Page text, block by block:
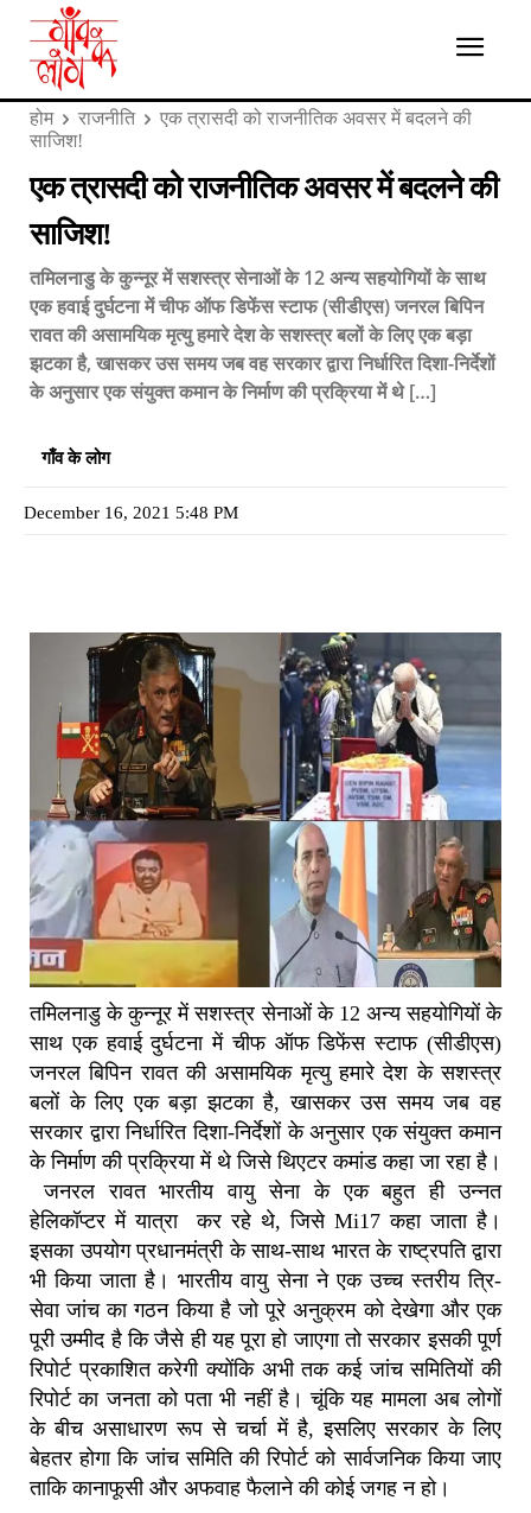
होम राजनीति
एक त्रासदी को राजनीतिक अवसर में बदलने की
साजिश!
एक त्रासदी को राजनीतिक अवसर में बदलने की
साजिश!
तमिलनाडु के कुन्नूर में सशस्त्र सेनाओं के 12 अन्य सहयोगियों के साथ
एक हवाई दुर्घटना में चीफ ऑफ डिफेंस स्टाफ (सीडीएस) जनरल बिपिन
रावत की असामयिक मृत्यु हमारे देश के सशस्त्र बलों के लिए एक बड़ा
झटका है, खासकर उस समय जब वह सरकार द्वारा निर्धारित दिशा-निर्देशों
के अनुसार एक संयुक्त कमान के निर्माण की प्रक्रिया में थे […]
गाँव के लोग
December 16, 2021 5:48 PM
तमिलनाडु के कुन्नूर में सशस्त्र सेनाओं के 12 अन्य सहयोगियों के
साथ एक हवाई दुर्घटना में चीफ ऑफ डिफेंस स्टाफ (सीडीएस)
जनरल बिपिन रावत की असामयिक मृत्यु हमारे देश के सशस्त्र
बलों के लिए एक बड़ा झटका है,खासकर उस समय जब वह
सरकार द्वारा निर्धारित दिशा-निर्देशों के अनुसार एक संयुक्त कमान
के निर्माण की प्रक्रिया में थे जिसे थिएटर कमांड कहा जा रहा है।
जनरल रावत भारतीय वायु सेना के एक बहुत ही उन्नत
हेलिकॉप्टर में यात्रा कर रहे थे,जिसे Mi17कहा जाता है।
इसका उपयोग प्रधानमंत्री के साथ-साथ भारत के राष्ट्रपति द्वारा
भी किया जाता है। भारतीय वायु सेना ने एक उच्च स्तरीय त्रि-
सेवा जांच का गठन किया है जो पूरे अनुक्रम को देखेगा और एक
पूरी उम्मीद है कि जैसे ही यह पूरा हो जाएगा तो सरकार इसकी पूर्ण
रिपोर्ट प्रकाशित करेगी क्योंकि अभी तक कई जांच समितियों की
रिपोर्ट का जनता को पता भी नहीं है। चूंकि यह मामला अब लोगों
के बीच असाधारण रूप से चर्चा में है,इसलिए सरकार के लिए
बेहतर होगा कि जांच समिति की रिपोर्ट को सार्वजनिक किया जाए
ताकि कानाफूसी और अफवाह फैलाने की कोई जगह न हो।